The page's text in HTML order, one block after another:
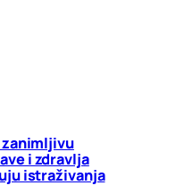
i zdravlja
istraživanja